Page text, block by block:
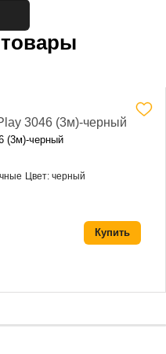
(3м)-черный
Цвет: черный
Купить